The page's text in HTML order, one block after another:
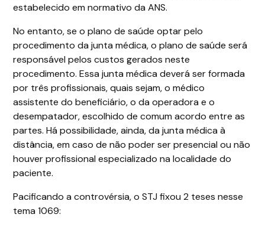
estabelecido em normativo da ANS.
No entanto, se o plano de saúde optar pelo
procedimento da junta médica, o plano de saúde será
responsável pelos custos gerados neste
procedimento. Essa junta médica deverá ser formada
por três profissionais, quais sejam, o médico
assistente do beneficiário, o da operadora e o
desempatador, escolhido de comum acordo entre as
partes. Há possibilidade, ainda, da junta médica à
distância, em caso de não poder ser presencial ou não
houver profissional especializado na localidade do
paciente.
Pacificando a controvérsia, o STJ fixou 2 teses nesse
tema 1069: